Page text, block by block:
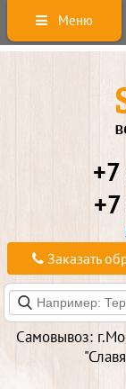
Заказать
Самовывоз:
Меню